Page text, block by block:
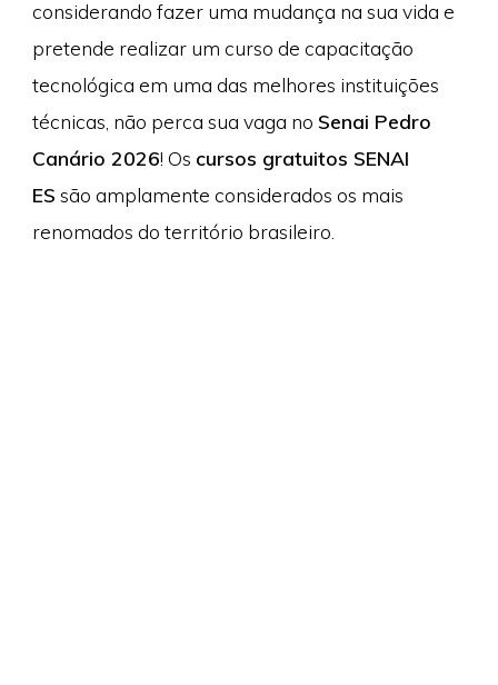
considerando fazer uma mudança na sua vida e
pretende realizar um curso de capacitação
tecnológica em uma das melhores instituições
técnicas, não perca sua vaga no Senai Pedro
Canário 2026! Os cursos gratuitos SENAI
ES são amplamente considerados os mais
renomados do território brasileiro.